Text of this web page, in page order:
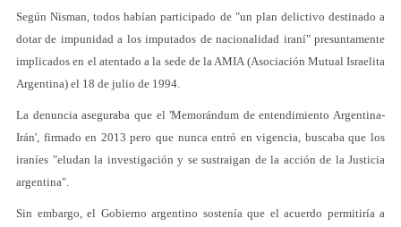
Según Nisman, todos habían participado de "un plan delictivo destinado a
dotar de impunidad a los imputados de nacionalidad iraní" presuntamente
implicados en el atentado a la sede de la AMIA (Asociación Mutual Israelita
Argentina) el 18 de julio de 1994.
La denuncia aseguraba que el 'Memorándum de entendimiento Argentina-
Irán', firmado en 2013 pero que nunca entró en vigencia, buscaba que los
iraníes "eludan la investigación y se sustraigan de la acción de la Justicia
argentina".
Sin embargo, el Gobierno argentino sostenía que el acuerdo permitiría a